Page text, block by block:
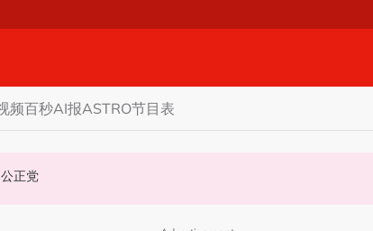
频百秒AI报ASTRO节目表
领导公正党